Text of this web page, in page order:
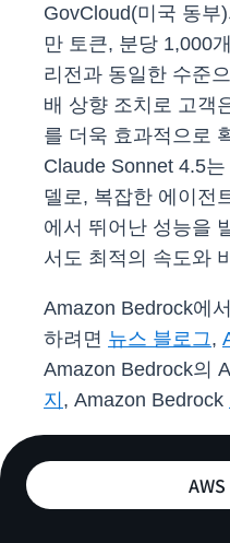
GovCloud(미국 동부
만 토큰, 분당 1,000
리전과 동일한 수준
배 상향 조치로 고객
를 더욱 효과적으로
Claude Sonnet 4.5
델로, 복잡한 에이전
에서 뛰어난 성능을
서도 최적의 속도와
Amazon Bedrock에
하려면 뉴스 블로그,
Amazon Bedrock의
지 , Amazon Bedrock
AWS